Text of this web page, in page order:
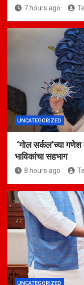
7 hours ago
UNCATEGORIZED
‘गोल सर्कल’च्या
भाविकांचा सहभाग
8 hours ago
UNCATEGORIZED